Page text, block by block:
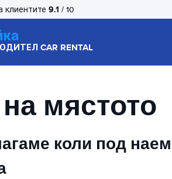
клиентите 9.1 / 10
CAR RENTAL
мястото
коли под